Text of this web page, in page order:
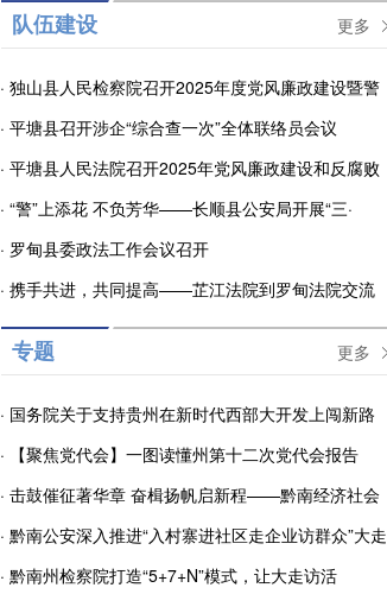
队伍建设 更多
· 独山县人民检察院召开2025年度党风廉政建设暨警
示教育工作会议
· 平塘县召开涉企“综合查一次”全体联络员会议
· 平塘县人民法院召开2025年党风廉政建设和反腐败
工作会议
· “警”上添花 不负芳华——长顺县公安局开展“三·
八”国际劳动妇女节庆祝活动
· 罗甸县委政法工作会议召开
· 携手共进，共同提高——芷江法院到罗甸法院交流
座谈
专题 更多
· 国务院关于支持贵州在新时代西部大开发上闯新路
的意见
·
【聚焦党代会】一图读懂州第十二次党代会报告
· 击鼓催征著华章 奋楫扬帆启新程——黔南经济社会
发展五年回眸
· 黔南公安深入推进“入村寨进社区走企业访群众”大走
访活动
· 黔南州检察院打造“5+7+N”模式，让大走访活